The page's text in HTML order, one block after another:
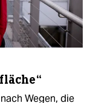
Wegen, die